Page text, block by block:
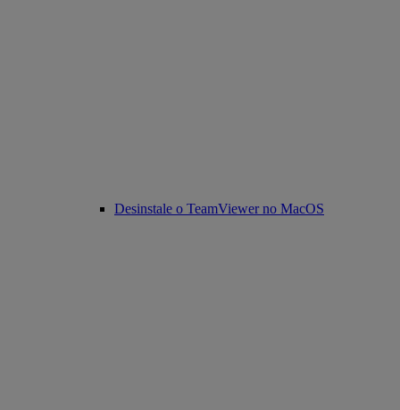
Desinstale o TeamViewer no MacOS